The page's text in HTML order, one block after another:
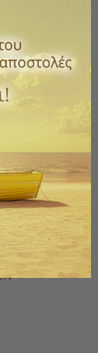
και γενική
βαφή μαλλιών.